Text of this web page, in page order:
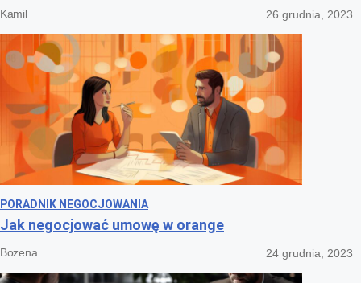
Kamil 26 grudnia, 2023
PORADNIK NEGOCJOWANIA
Jak negocjować umowę w orange
Bozena 24 grudnia, 2023